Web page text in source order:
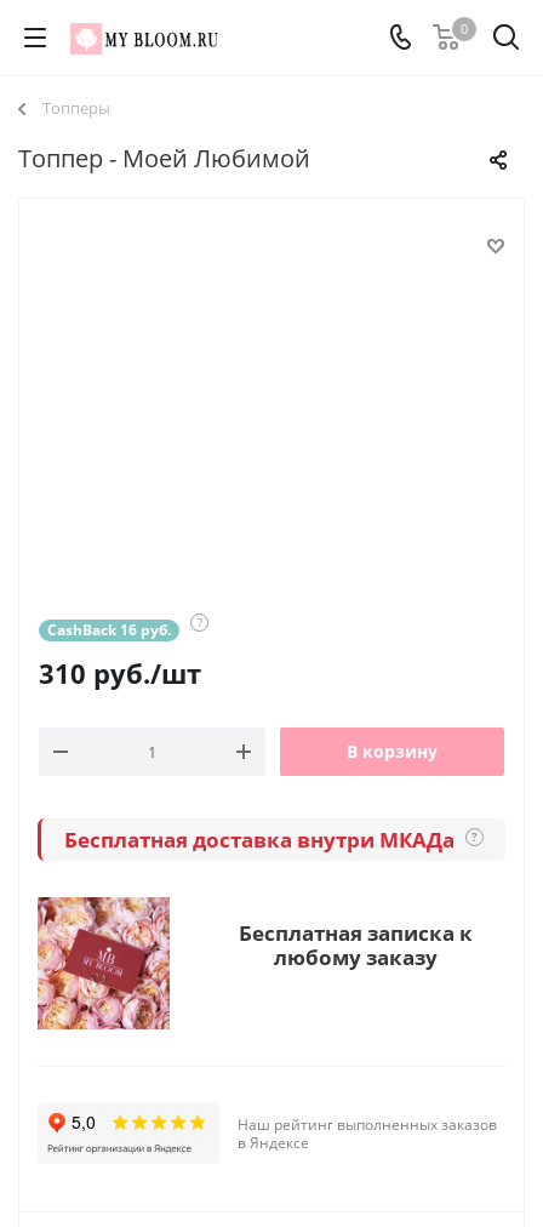
0
Топперы
Топпер - Моей Любимой
CashBack 16 руб. ?
310 руб./шт
В корзину
Бесплатная доставка внутри МКАДа ?
Бесплатная записка к
любому заказу
Наш рейтинг выполненных заказов
в Яндексе